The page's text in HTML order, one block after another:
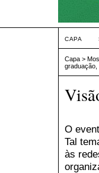
CAPA
Capa >
graduação,
O
Tal
às